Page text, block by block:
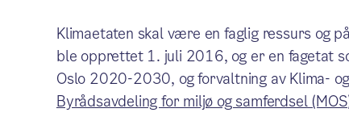
Klimaetaten skal være en faglig ressurs og
ble opprettet 1. juli 2016, og er en fagetat
Oslo 2020-2030, og forvaltning av Klima-
Byrådsavdeling for miljø og samferdsel